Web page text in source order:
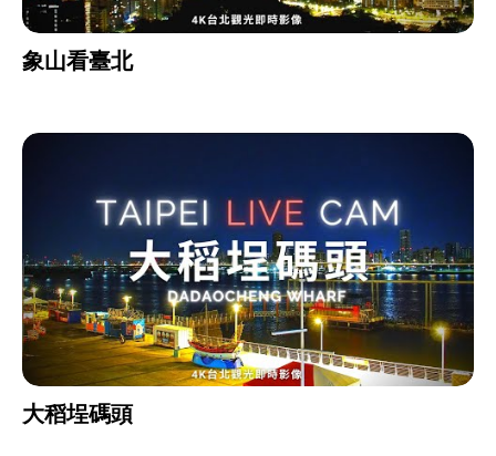
象山看臺北
大稻埕碼頭